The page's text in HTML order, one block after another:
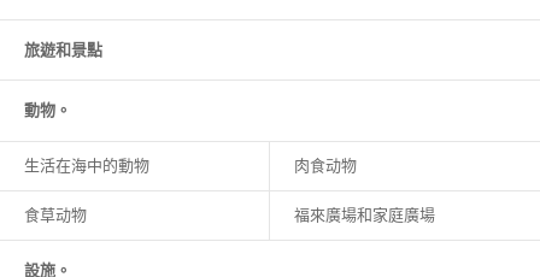
旅遊和景點
動物。
生活在海中的動物 肉食动物
食草动物 福來廣場和家庭廣場
設施。